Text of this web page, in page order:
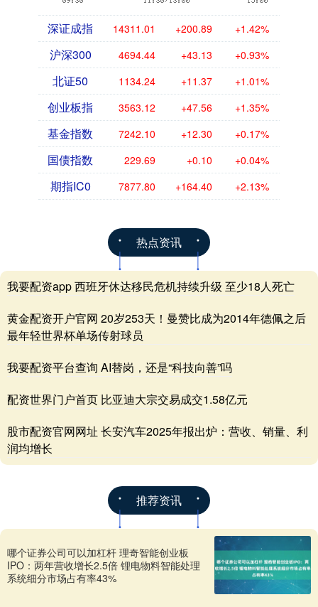
深证成指 14311.01 +200.89 +1.42%
沪深300 4694.44 +43.13 +0.93%
北证50 1134.24 +11.37 +1.01%
创业板指 3563.12 +47.56 +1.35%
基金指数 7242.10 +12.30 +0.17%
国债指数 229.69 +0.10 +0.04%
期指IC0 7877.80 +164.40 +2.13%
热点资讯
我要配资app 西班牙休达移民危机持续升级 至少18人死亡
黄金配资开户官网 20岁253天！曼赞比成为2014年德佩之后
最年轻世界杯单场传射球员
我要配资平台查询 AI替岗，还是“科技向善”吗
配资世界门户首页 比亚迪大宗交易成交1.58亿元
股市配资官网网址 长安汽车2025年报出炉：营收、销量、利
润均增长
推荐资讯
哪个证券公司可以加杠杆 理奇智能创业板
IPO：两年营收增长2.5倍 锂电物料智能处理
系统细分市场占有率43%